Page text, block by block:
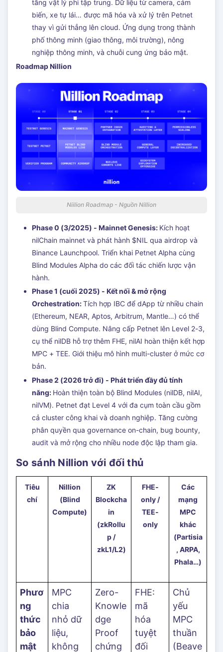
tầng vật lý phi tập trung. Dữ liệu từ camera, cảm
biến, xe tự lái… được mã hóa và xử lý trên Petnet
thay vì gửi thẳng lên cloud. Ứng dụng trong thành
phố thông minh (giao thông, môi trường), nông
nghiệp thông minh, và chuỗi cung ứng bảo mật.
Roadmap Nillion
Niilion Roadmap - Nguồn Nillion
Phase 0 (3/2025) - Mainnet Genesis: Kích hoạt
nilChain mainnet và phát hành $NIL qua airdrop và
Binance Launchpool. Triển khai Petnet Alpha cùng
Blind Modules Alpha do các đối tác chiến lược vận
hành.
Phase 1 (cuối 2025) - Kết nối & mở rộng
Orchestration:Tích hợp IBC để dApp từ nhiều chain
(Ethereum, NEAR, Aptos, Arbitrum, Mantle…) có thể
dùng Blind Compute. Nâng cấp Petnet lên Level 2-3,
cụ thể nilDB hỗ trợ thêm FHE, nilAI hoàn thiện kết hợp
MPC + TEE. Giới thiệu mô hình multi-cluster ở mức cơ
bản.
Phase 2 (2026 trở đi) - Phát triển đầy đủ tính
năng: Hoàn thiện toàn bộ Blind Modules (nilDB, nilAI,
nilVM). Petnet đạt Level 4 với đa cụm toàn cầu gồm
cả cluster công khai và doanh nghiệp. Tăng cường
phân quyền qua governance on-chain, bug bounty,
audit và mở rộng cho nhiều node độc lập tham gia.
So sánh Nillion với đối thủ
Tiêu
chí
Nillion
(Blind
Compute)
ZK
Blockcha
in
(zkRollu
p /
zkL1/L2)
FHE-
only /
TEE-
only
Các
mạng
MPC
khác
(Partisia
, ARPA,
Phala…)
Phươ
ng
thức
bảo
mật
MPC
chia
nhỏ dữ
liệu,
không
Zero-
Knowle
dge
Proof
chứng
FHE:
mã
hóa
tuyệt
đối
Chủ
yếu
MPC
thuần
(Beave